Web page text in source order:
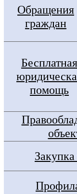
Обращения
граждан
Бесплатная
помощь
Закупка